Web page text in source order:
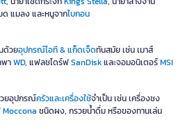
แมลง และหนูจากไบกอน
ด้วยอุปกรณ์ไอที & แก็ดเจ็ดทันสมัย เช่น เมาส์
าWD, แฟลชไดร์ฟSanDiskและจอมอนิเตอร์MSI
วยอุปกรณ์ครัวและเครื่องใช้จำเป็น เช่น เครื่องชง
Moccona ชนิดผง, กรวยน้ำดื่ม หรือของทานเล่น